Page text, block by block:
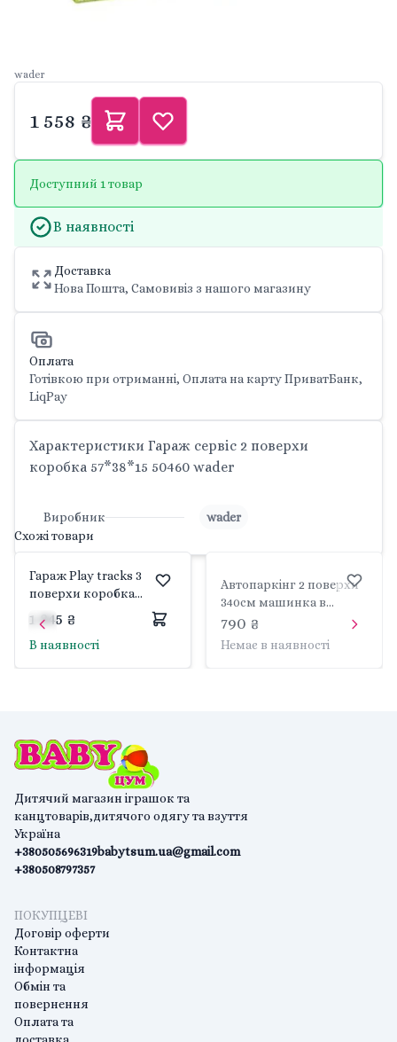
wader
1 558 ₴
Доступний 1 товар
В наявності
Доставка
Нова Пошта, Самовивіз з нашого магазину
Оплата
Готівкою при отриманні, Оплата на карту ПриватБанк,
LiqPay
Характеристики Гараж сервіс 2 поверхи
коробка 57*38*15 50460 wader
Виробник
wader
Схожі товари
Гараж Play tracks 3
поверхи коробка
57*38*15см 53030 wader
1 845 ₴
В наявності
Автопаркінг 2 поверхи
340см машинка в
коробці 59*35*15см
53020 wader
790 ₴
Немає в наявності
Дитячий магазин іграшок та
канцтоварів,дитячого одягу та взуття
Україна
+380505696319
+380508797357
babytsum.ua@gmail.com
ПОКУПЦЕВІ
Договір оферти
Контактна
інформація
Обмін та
повернення
Оплата та